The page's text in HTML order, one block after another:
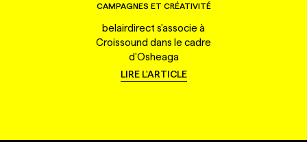
CAMPAGNES ET CRÉATIVITÉ
belairdirect s'associe à
Croissound dans le cadre
d'Osheaga
LIRE L'ARTICLE